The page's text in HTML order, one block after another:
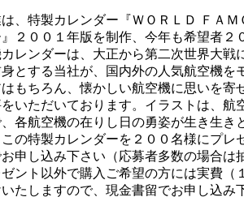
、特製カレンダー『ＷＯＲＬＤ ＦＡＭ
２００１年版を制作、今年も希望者２
レンダーは、大正から第二次世界大戦
とする当社が、国内外の人気航空機を
もちろん、懐かしい航空機に思いを寄
いただいております。イラストは、航
各航空機の在りし日の勇姿が生き生き
の特製カレンダーを２００名様にプレ
申し込み下さい（応募者多数の場合は
ント以外で購入ご希望の方には実費（
たしますので、現金書留でお申し込み